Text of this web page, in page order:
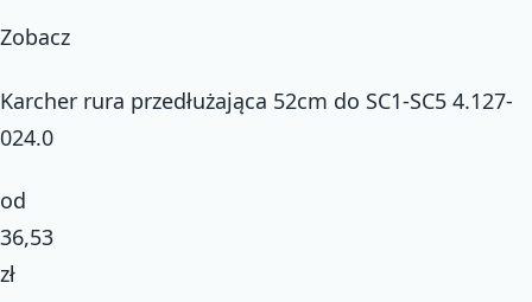
Zobacz
Karcher rura przedłużająca 52cm do SC1-SC5 4.127-
024.0
od
36,53
zł